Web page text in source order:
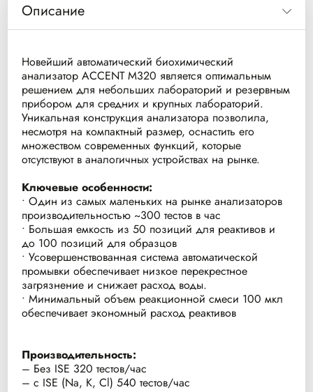
Описание
Новейший автоматический биохимический
анализатор ACCENT M320 является оптимальным
решением для небольших лабораторий и резервным
прибором для средних и крупных лабораторий.
Уникальная конструкция анализатора позволила,
несмотря на компактный размер, оснастить его
множеством современных функций, которые
отсутствуют в аналогичных устройствах на рынке.
Ключевые особенности:
• Один из самых маленьких на рынке анализаторов
производительностью ~300 тестов в час
• Большая емкость из 50 позиций для реактивов и
до 100 позиций для образцов
• Усовершенствованная система автоматической
промывки обеспечивает низкое перекрестное
загрязнение и снижает расход воды.
• Минимальный объем реакционной смеси 100 мкл
обеспечивает экономный расход реактивов
Производительность:
– Без ISE 320 тестов/час
– c ISE (Na, K, Cl) 540 тестов/час